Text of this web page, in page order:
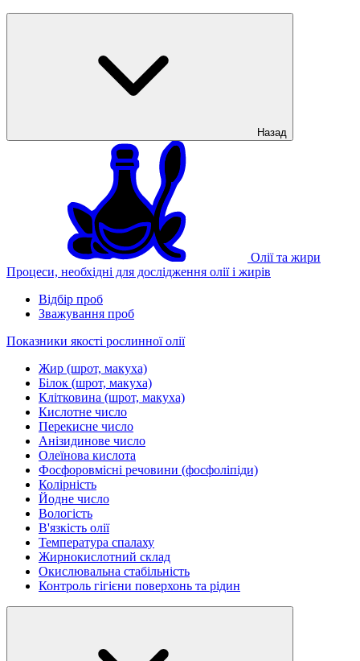
Назад
Олії та жири
Процеси, необхідні для дослідження олії і жирів
Відбір проб
Зважування проб
Показники якості рослинної олії
Жир (шрот, макуха)
Білок (шрот, макуха)
Клітковина (шрот, макуха)
Кислотне число
Перекисне число
Анізидинове число
Олеїнова кислота
Фосфоровмісні речовини (фосфоліпіди)
Колірність
Йодне число
Вологість
В'язкість олії
Температура спалаху
Жирнокислотний склад
Окислювальна стабільність
Контроль гігієни поверхонь та рідин